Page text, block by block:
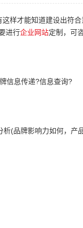
这样才能知道建设出符
进行企业网站定制，可
信息传递?信息查询?
(品牌影响力如何，产